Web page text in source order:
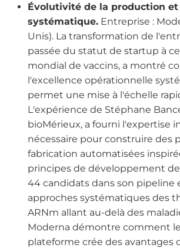
Évolutivité de la production
systématique. Entreprise :
Unis). La transformation de
passée du statut de startup à
mondial de vaccins, a montré
l'excellence opérationnelle
permet une mise à l'échelle
L'expérience de Stéphane
bioMérieux, a fourni l'expertise
nécessaire pour construire des
fabrication automatisées
principes de développement de
44 candidats dans son pipeline
approches systématiques des
ARNm allant au-delà des
Moderna démontre comment
plateforme crée des avantages